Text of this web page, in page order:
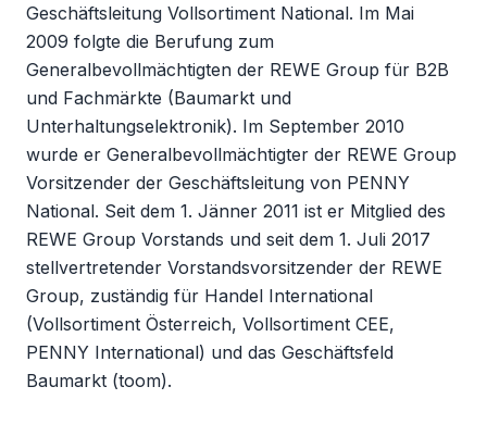
Geschäftsleitung Vollsortiment National. Im Mai
2009 folgte die Berufung zum
Generalbevollmächtigten der REWE Group für B2B
und Fachmärkte (Baumarkt und
Unterhaltungselektronik). Im September 2010
wurde er Generalbevollmächtigter der REWE Group
Vorsitzender der Geschäftsleitung von PENNY
National. Seit dem 1. Jänner 2011 ist er Mitglied des
REWE Group Vorstands und seit dem 1. Juli 2017
stellvertretender Vorstandsvorsitzender der REWE
Group, zuständig für Handel International
(Vollsortiment Österreich, Vollsortiment CEE,
PENNY International) und das Geschäftsfeld
Baumarkt (toom).